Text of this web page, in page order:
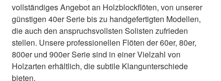
vollständiges Angebot an Holzblockflöten, von unserer
günstigen 40er Serie bis zu handgefertigten Modellen,
die auch den anspruchsvollsten Solisten zufrieden
stellen. Unsere professionellen Flöten der 60er, 80er,
800er und 900er Serie sind in einer Vielzahl von
Holzarten erhältlich, die subtile Klangunterschiede
bieten.